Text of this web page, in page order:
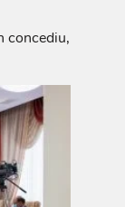
concediu,